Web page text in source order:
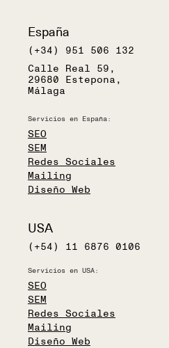
España
(+34) 951 506 132
Calle Real 59,
29680 Estepona,
Málaga
Servicios en España:
SEO
SEM
Redes Sociales
Mailing
Diseño Web
USA
(+54) 11 6876 0106
Servicios en USA:
SEO
SEM
Redes Sociales
Mailing
Diseño Web